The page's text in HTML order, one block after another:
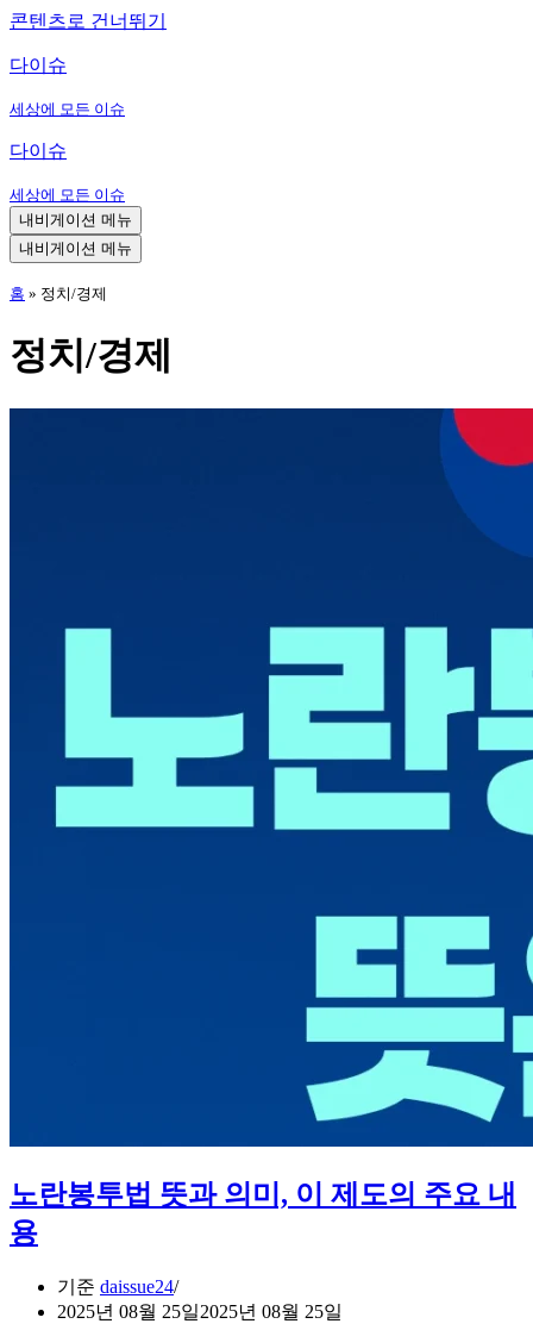
콘텐츠로 건너뛰기
다이슈
세상에 모든 이슈
다이슈
세상에 모든 이슈
내비게이션 메뉴
내비게이션 메뉴
홈 » 정치/경제
정치/경제
노란봉투법 뜻과 의미, 이 제도의 주요 내
용
기준 daissue24
2025년 08월 25일2025년 08월 25일